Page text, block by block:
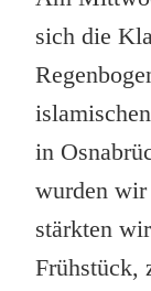
sich die
in
wurden
stärkten
Frühstück,